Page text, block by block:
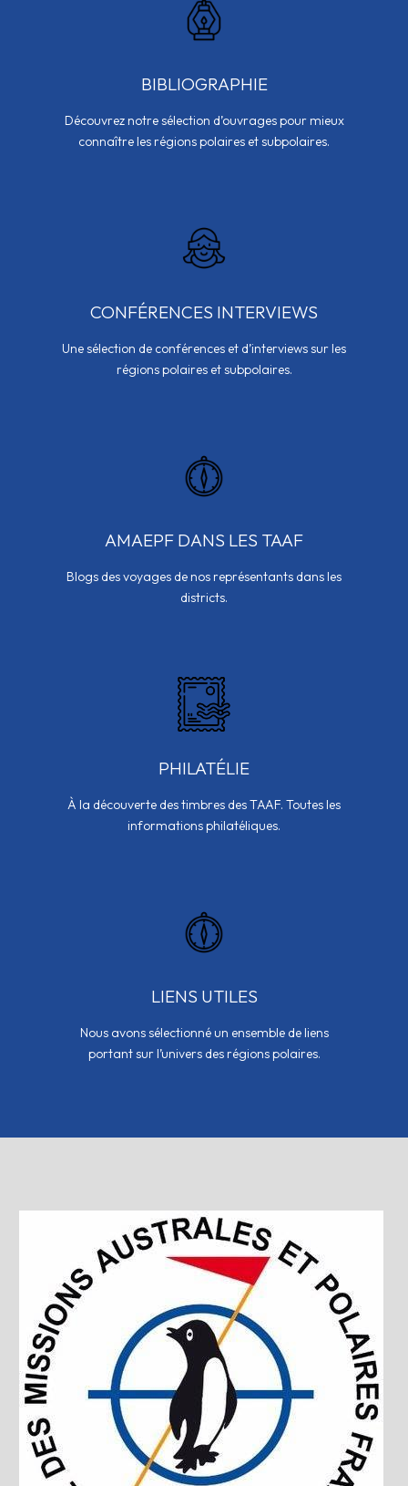
BIBLIOGRAPHIE
Découvrez notre sélection d’ouvrages pour mieux
connaître les régions polaires et subpolaires.
CONFÉRENCES INTERVIEWS
Une sélection de conférences et d’interviews sur les
régions polaires et subpolaires.
AMAEPF DANS LES TAAF
Blogs des voyages de nos représentants dans les
districts.
PHILATÉLIE
À la découverte des timbres des TAAF. Toutes les
informations philatéliques.
LIENS UTILES
Nous avons sélectionné un ensemble de liens
portant sur l’univers des régions polaires.